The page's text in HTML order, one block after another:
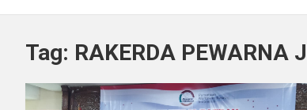
Tag: RAKERDA PEWARNA